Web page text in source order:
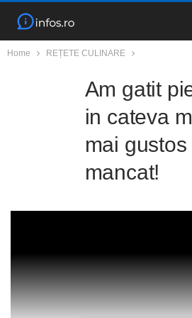
Home REȚETE CULINARE
Am gatit
in cateva
mai gustos
mancat!